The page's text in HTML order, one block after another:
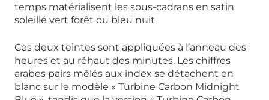
temps matérialisent les sous-cadrans en satin
soleillé vert forêt ou bleu nuit
Ces deux teintes sont appliquées à l’anneau des
heures et au réhaut des minutes. Les chiffres
arabes pairs mêlés aux index se détachent en
blanc sur le modèle « Turbine Carbon Midnight